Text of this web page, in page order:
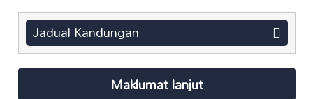
Jadual Kandungan
Maklumat lanjut